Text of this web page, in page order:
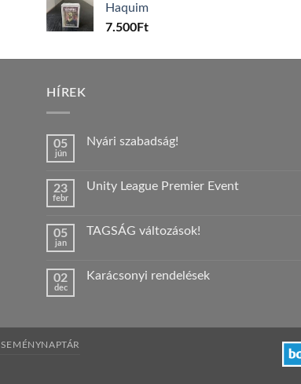
Haquim
7.500Ft
HÍREK
05
jún
Nyári szabadság!
Nyári
23
febr
Unity League Premier Event
Unity
bejegyzéshez
05
jan
TAGSÁG változások!
TAGSÁG
02
dec
Karácsonyi rendelések